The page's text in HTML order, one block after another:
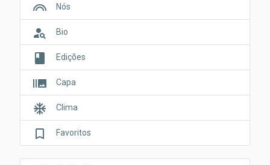
looks Nós
person_search Bio
book Edições
burst_mode Capa
ac_unit Clima
bookmark_border Favoritos